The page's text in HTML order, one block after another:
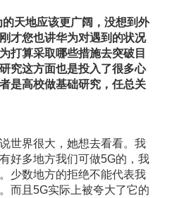
天地应该更广阔，没想到外
才您也讲华为对遇到的状况
打算采取哪些措施去突破目
究这方面也是投入了很多心
是高校做基础研究，任总关
世界很大，她想去看看。我
好多地方我们可做5G的，我
少数地方的拒绝不能代表我
而且5G实际上被夸大了它的